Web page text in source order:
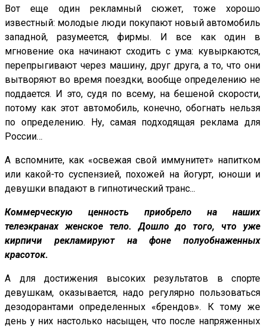
Вот еще один рекламный сюжет, тоже хорошо
известный: молодые люди покупают новый автомобиль
западной, разумеется, фирмы. И все как один в
мгновение ока начинают сходить с ума: кувыркаются,
перепрыгивают через машину, друг друга, а то, что они
вытворяют во время поездки, вообще определению не
поддается. И это, судя по всему, на бешеной скорости,
потому как этот автомобиль, конечно, обогнать нельзя
по определению. Ну, самая подходящая реклама для
России…
А вспомните, как «освежая свой иммунитет» напитком
или какой-то суспензией, похожей на йогурт, юноши и
девушки впадают в гипнотический транс...
Коммерческую ценность приобрело на наших
телеэкранах женское тело. Дошло до того, что уже
кирпичи рекламируют на фоне полуобнаженных
красоток.
А для достижения высоких результатов в спорте
девушкам, оказывается, надо регулярно пользоваться
дезодорантами определенных «брендов». К тому же
день у них настолько насыщен, что после напряженных